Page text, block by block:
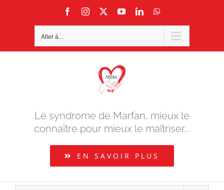
FacebookInstagram YouTubeLinkedIn
Aller à...
Le syndrome de Marfan, mieux le
connaître pour mieux le maîtriser...
EN SAVOIR PLUS